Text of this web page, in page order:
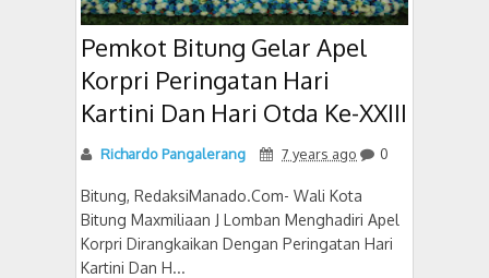
Pemkot Bitung Gelar Apel
Korpri Peringatan Hari
Kartini Dan Hari Otda Ke-XXIII
Richardo Pangalerang 7 years ago 0
Bitung, RedaksiManado.Com- Wali Kota
Bitung Maxmiliaan J Lomban Menghadiri Apel
Korpri Dirangkaikan Dengan Peringatan Hari
Kartini Dan H...